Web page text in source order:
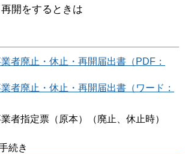
開をするときは
者廃止・休止・再開届出書（PDF：
者廃止・休止・再開届出書（ワード：
者指定票（原本）（廃止、休止時）
続き